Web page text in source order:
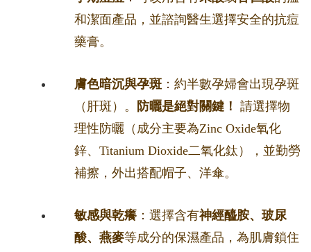
和潔面產品，並諮詢醫生選擇安全的抗痘
藥膏。
膚色暗沉與孕斑 ：約半數孕婦會出現孕斑
（肝斑）。
防曬是絕對關鍵！ 請選擇物
理性防曬（成分主要為Zinc Oxide氧化
鋅、Titanium Dioxide二氧化鈦），並勤勞
補擦，外出搭配帽子、洋傘。
敏感與乾癢 ：選擇含有神經醯胺、玻尿
酸、燕麥等成分的保濕產品，為肌膚鎖住